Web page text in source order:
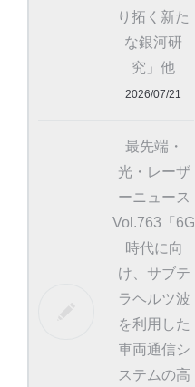
り拓く新た
な銀河研
究」他
2026/07/21
最先端・
光・レーザ
ーニュース
Vol.763「6G
時代に向
け、サブテ
ラヘルツ波
を利用した
車両通信シ
ステムの高